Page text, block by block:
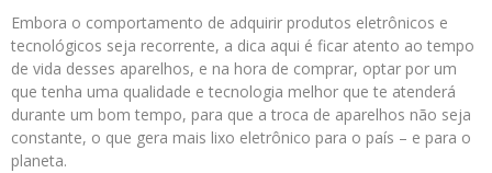
Embora o comportamento de adquirir produtos eletrônicos e
tecnológicos seja recorrente, a dica aqui é ficar atento ao tempo
de vida desses aparelhos, e na hora de comprar, optar por um
que tenha uma qualidade e tecnologia melhor que te atenderá
durante um bom tempo, para que a troca de aparelhos não seja
constante, o que gera mais lixo eletrônico para o país – e para o
planeta.